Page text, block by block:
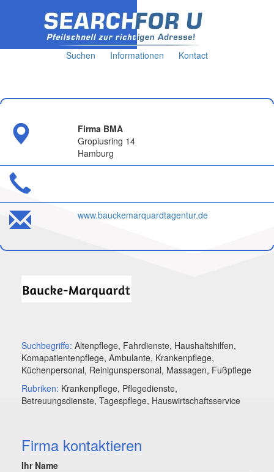
Suchen Informationen Kontact
Firma BMA
Gropiusring 14
Hamburg
www.bauckemarquardtagentur.de
Suchbegriffe: Altenpflege, Fahrdienste, Haushaltshilfen,
Komapatientenpflege, Ambulante, Krankenpflege,
Küchenpersonal, Reinigunspersonal, Massagen, Fußpflege
Rubriken: Krankenpflege, Pflegedienste,
Betreuungsdienste, Tagespflege, Hauswirtschaftsservice
Firma kontaktieren
Ihr Name